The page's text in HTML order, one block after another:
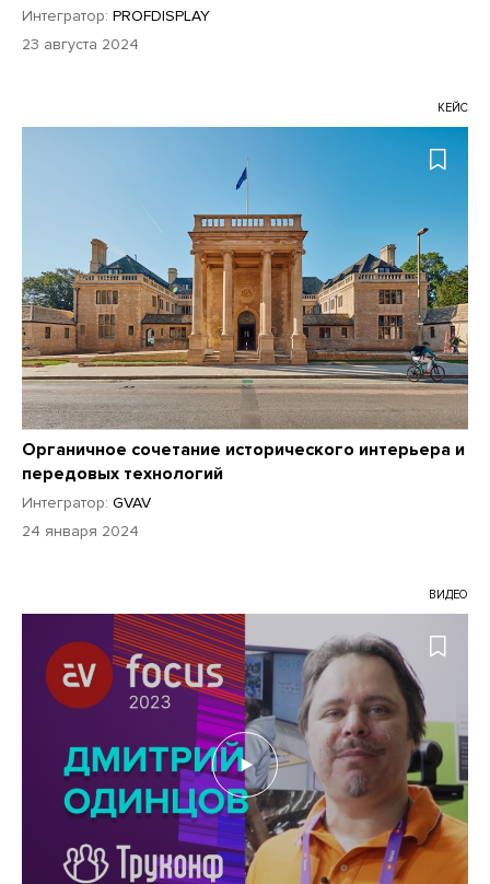
Интегратор: PROFDISPLAY
23 августа 2024
КЕЙС
Органичное сочетание исторического интерьера и
передовых технологий
Интегратор: GVAV
24 января 2024
ВИДЕО